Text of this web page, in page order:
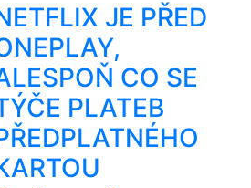
JE PŘED
CO SE
PLATEB